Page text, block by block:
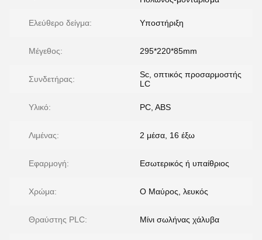
Ελεύθερο δείγμα: Υποστήριξη
Μέγεθος: 295*220*85mm
Συνδετήρας:
Sc, οπτικός προσαρμοστής
LC
Υλικό: PC, ABS
Λιμένας: 2 μέσα, 16 έξω
Εφαρμογή: Εσωτερικός ή υπαίθριος
Χρώμα: Ο Μαύρος, λευκός
Θραύστης PLC: Μίνι σωλήνας χάλυβα